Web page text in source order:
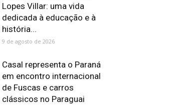
Lopes Villar: uma vida
dedicada à educação e à
história...
9 de agosto de 2026
Casal representa o Paraná
em encontro internacional
de Fuscas e carros
clássicos no Paraguai